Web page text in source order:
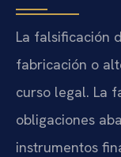
La falsificación
fabricación o
curso legal. La
obligaciones
instrumentos